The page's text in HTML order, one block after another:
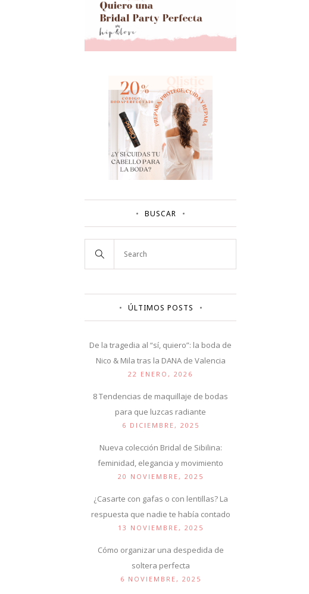
BUSCAR
ÚLTIMOS POSTS
De la tragedia al “sí, quiero”: la boda de
Nico & Mila tras la DANA de Valencia
22 ENERO, 2026
8 Tendencias de maquillaje de bodas
para que luzcas radiante
6 DICIEMBRE, 2025
Nueva colección Bridal de Sibilina:
feminidad, elegancia y movimiento
20 NOVIEMBRE, 2025
¿Casarte con gafas o con lentillas? La
respuesta que nadie te había contado
13 NOVIEMBRE, 2025
Cómo organizar una despedida de
soltera perfecta
6 NOVIEMBRE, 2025